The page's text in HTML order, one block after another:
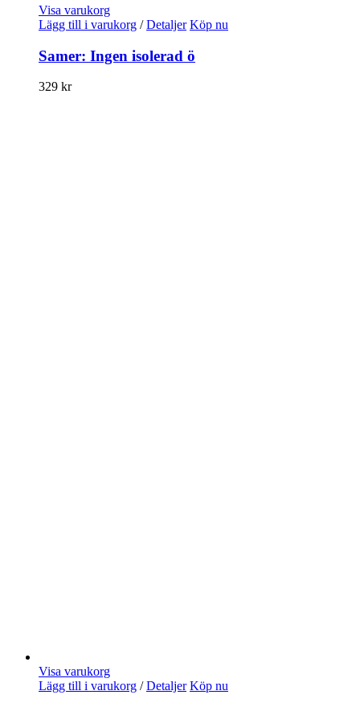
Visa varukorg
Lägg till i varukorg / Detaljer Köp nu
Samer: Ingen isolerad ö
329 kr
Visa varukorg
Lägg till i varukorg / Detaljer Köp nu